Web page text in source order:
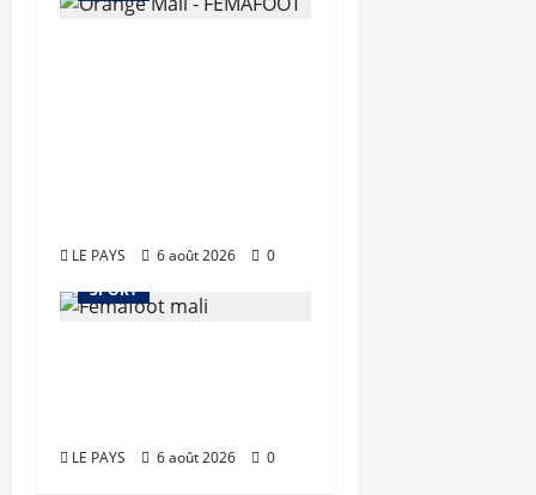
LE PAYS 6 août 2026
0
SPORT
LE PAYS 6 août 2026 0